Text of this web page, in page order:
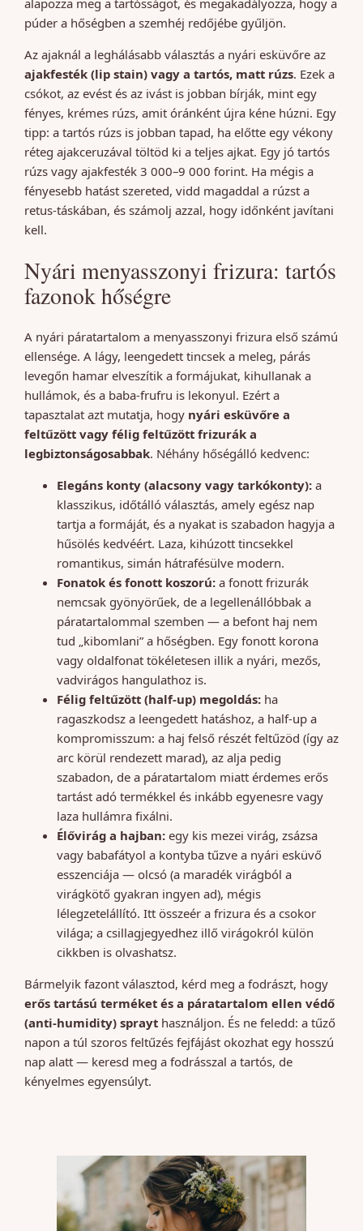
alapozza meg a tartósságot, és megakadályozza, hogy a
púder a hőségben a szemhéj redőjébe gyűljön.
Az ajaknál a leghálásabb választás a nyári esküvőre az
ajakfesték (lip stain) vagy a tartós, matt rúzs. Ezek a
csókot, az evést és az ivást is jobban bírják, mint egy
fényes, krémes rúzs, amit óránként újra kéne húzni. Egy
tipp: a tartós rúzs is jobban tapad, ha előtte egy vékony
réteg ajakceruzával töltöd ki a teljes ajkat. Egy jó tartós
rúzs vagy ajakfesték 3 000–9 000 forint. Ha mégis a
fényesebb hatást szereted, vidd magaddal a rúzst a
retus-táskában, és számolj azzal, hogy időnként javítani
kell.
Nyári menyasszonyi frizura: tartós
fazonok hőségre
A nyári páratartalom a menyasszonyi frizura első számú
ellensége. A lágy, leengedett tincsek a meleg, párás
levegőn hamar elveszítik a formájukat, kihullanak a
hullámok, és a baba-frufru is lekonyul. Ezért a
tapasztalat azt mutatja, hogy nyári esküvőre a
feltűzött vagy félig feltűzött frizurák a
legbiztonságosabbak. Néhány hőségálló kedvenc:
Elegáns konty (alacsony vagy tarkókonty): a
klasszikus, időtálló választás, amely egész nap
tartja a formáját, és a nyakat is szabadon hagyja a
hűsölés kedvéért. Laza, kihúzott tincsekkel
romantikus, simán hátrafésülve modern.
Fonatok és fonott koszorú: a fonott frizurák
nemcsak gyönyörűek, de a legellenállóbbak a
páratartalommal szemben — a befont haj nem
tud „kibomlani” a hőségben. Egy fonott korona
vagy oldalfonat tökéletesen illik a nyári, mezős,
vadvirágos hangulathoz is.
Félig feltűzött (half-up) megoldás: ha
ragaszkodsz a leengedett hatáshoz, a half-up a
kompromisszum: a haj felső részét feltűzöd (így az
arc körül rendezett marad), az alja pedig
szabadon, de a páratartalom miatt érdemes erős
tartást adó termékkel és inkább egyenesre vagy
laza hullámra fixálni.
Élővirág a hajban: egy kis mezei virág, zsázsa
vagy babafátyol a kontyba tűzve a nyári esküvő
esszenciája — olcsó (a maradék virágból a
virágkötő gyakran ingyen ad), mégis
lélegzetelállító. Itt összeér a frizura és a csokor
világa; a csillagjegyedhez illő virágokról külön
cikkben is olvashatsz.
Bármelyik fazont választod, kérd meg a fodrászt, hogy
erős tartású terméket és a páratartalom ellen védő
(anti-humidity) sprayt használjon. És ne feledd: a tűző
napon a túl szoros feltűzés fejfájást okozhat egy hosszú
nap alatt — keresd meg a fodrásszal a tartós, de
kényelmes egyensúlyt.